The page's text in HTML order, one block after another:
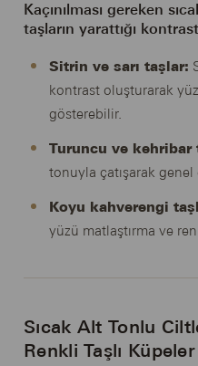
Kaçınılması gereken
taşların yarattığı
Sitrin ve sarı taşlar:
kontrast oluşturarak
gösterebilir.
Turuncu ve kehribar
tonuyla çatışarak genel
Koyu kahverengi
yüzü matlaştırma ve
Sıcak Alt Tonlu
Renkli Taşlı Küpeler